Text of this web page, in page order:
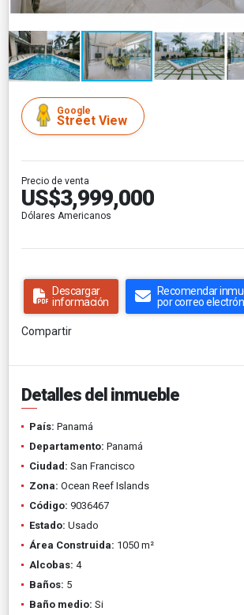
Google
Street View
Precio de venta
US$3,999,000
Dólares Americanos
Descargar
información
Recomendar
por correo
Compartir
Detalles del inmueble
País: Panamá
Departamento: Panamá
Ciudad: San Francisco
Zona: Ocean Reef Islands
Código: 9036467
Estado: Usado
Área Construida: 1050 m²
Alcobas: 4
Baños: 5
Baño medio: Si